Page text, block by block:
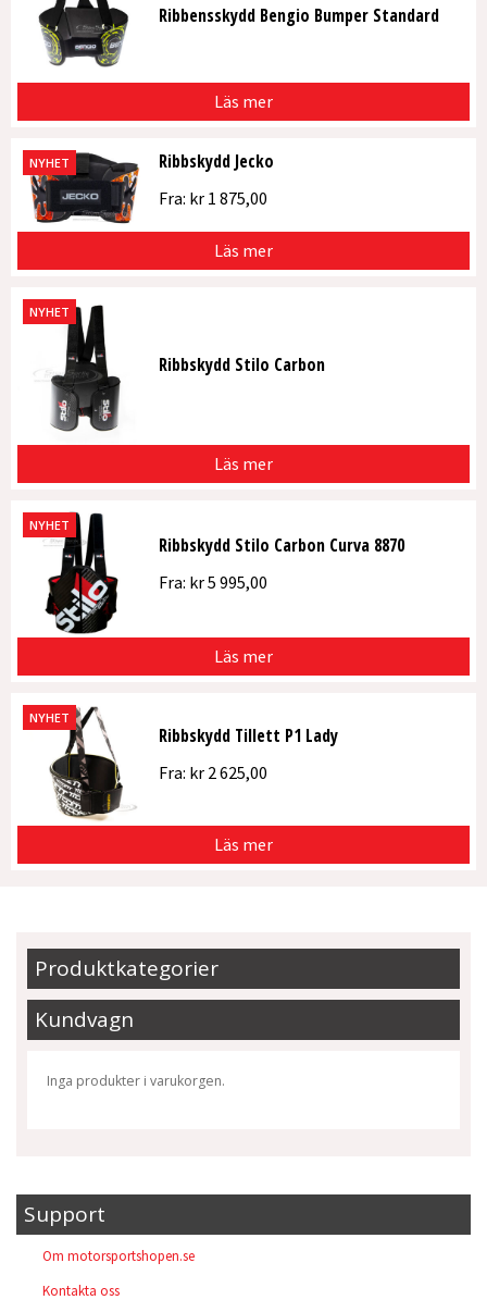
Ribbensskydd Bengio Bumper Standard
Läs mer
NYHET Ribbskydd Jecko
Fra: kr1 875,00
Läs mer
NYHET
Ribbskydd Stilo Carbon
Läs mer
NYHET
Ribbskydd Stilo Carbon Curva 8870
Fra: kr5 995,00
Läs mer
NYHET
Ribbskydd Tillett P1 Lady
Fra: kr2 625,00
Läs mer
Produktkategorier
Kundvagn
Inga produkter i varukorgen.
Support
Om motorsportshopen.se
Kontakta oss